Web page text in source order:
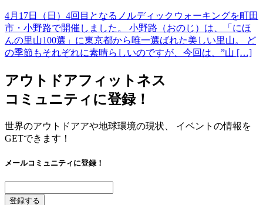
4月17日（日）4回目となるノルディックウォーキングを町田
市・小野路で開催しました。 小野路（おのじ）は、「にほ
んの里山100選」に東京都から唯一選ばれた美しい里山。 ど
の季節もそれぞれに素晴らしいのですが、今回は、”山 […]
アウトドアフィットネス
コミュニティに登録！
世界のアウトドアアや地球環境の現状、 イベントの情報を
GETできます！
メールコミュニティに登録！